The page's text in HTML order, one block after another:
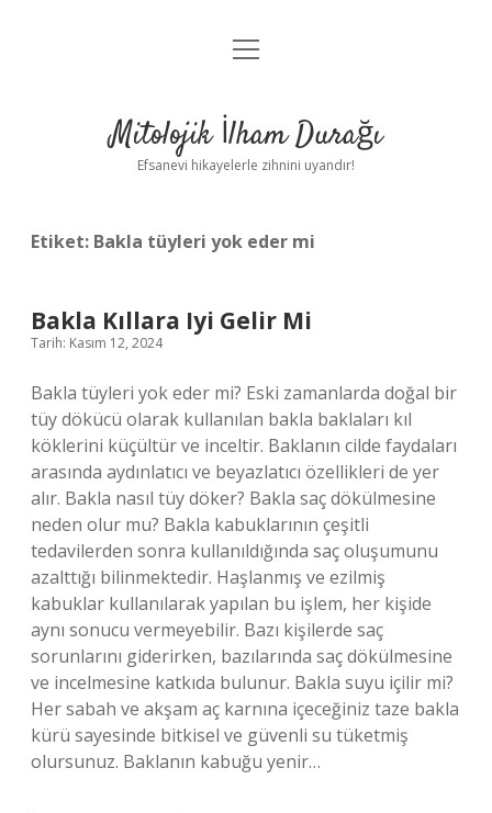
Anasayfa
Yasal Uyarı
menüyü
Mitolojik İlham Durağı
Efsanevi hikayelerle zihnini uyandır!
Etiket: Bakla tüyleri yok eder mi
Bakla Kıllara Iyi Gelir Mi
Tarih: Kasım 12, 2024
Bakla tüyleri yok eder mi? Eski zamanlarda doğal bir
tüy dökücü olarak kullanılan bakla baklaları kıl
köklerini küçültür ve inceltir. Baklanın cilde faydaları
arasında aydınlatıcı ve beyazlatıcı özellikleri de yer
alır. Bakla nasıl tüy döker? Bakla saç dökülmesine
neden olur mu? Bakla kabuklarının çeşitli
tedavilerden sonra kullanıldığında saç oluşumunu
azalttığı bilinmektedir. Haşlanmış ve ezilmiş
kabuklar kullanılarak yapılan bu işlem, her kişide
aynı sonucu vermeyebilir. Bazı kişilerde saç
sorunlarını giderirken, bazılarında saç dökülmesine
ve incelmesine katkıda bulunur. Bakla suyu içilir mi?
Her sabah ve akşam aç karnına içeceğiniz taze bakla
kürü sayesinde bitkisel ve güvenli su tüketmiş
olursunuz. Baklanın kabuğu yenir…